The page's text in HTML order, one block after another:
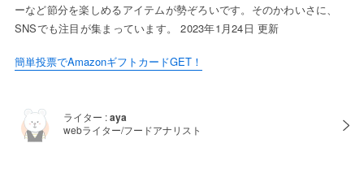
ーなど節分を楽しめるアイテムが勢ぞろいです。そのかわいさに、
SNSでも注目が集まっています。 2023年1月24日 更新
簡単投票でAmazonギフトカードGET！
ライター :aya
webライター/フードアナリスト